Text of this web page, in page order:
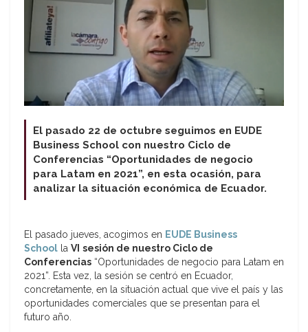
El pasado 22 de octubre seguimos en EUDE
Business School con nuestro Ciclo de
Conferencias “Oportunidades de negocio
para Latam en 2021”, en esta ocasión, para
analizar la situación económica de Ecuador.
El pasado jueves, acogimos en EUDE Business
School la VI sesión de nuestro Ciclo de
Conferencias “Oportunidades de negocio para Latam en
2021”. Esta vez, la sesión se centró en Ecuador,
concretamente, en la situación actual que vive el país y las
oportunidades comerciales que se presentan para el
futuro año.